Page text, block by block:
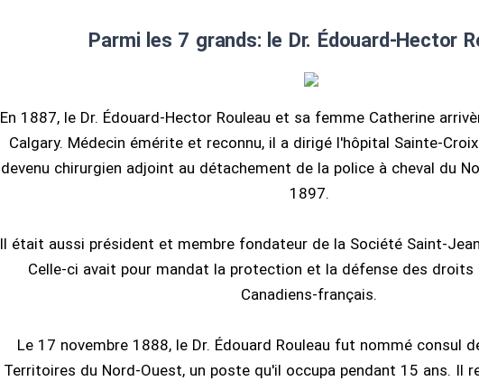
Parmi les 7 grands: le Dr. Édouard-Hector
En 1887, le Dr. Édouard-Hector Rouleau et sa femme Catherine
Calgary. Médecin émérite et reconnu, il a dirigé l'hôpital Sainte-
devenu chirurgien adjoint au détachement de la police à cheval du
1897.
Il était aussi président et membre fondateur de la Société Saint-
Celle-ci avait pour mandat la protection et la défense des droits
Canadiens-français.
Le 17 novembre 1888, le Dr. Édouard Rouleau fut nommé consul
Territoires du Nord-Ouest, un poste qu'il occupa pendant 15 ans. Il